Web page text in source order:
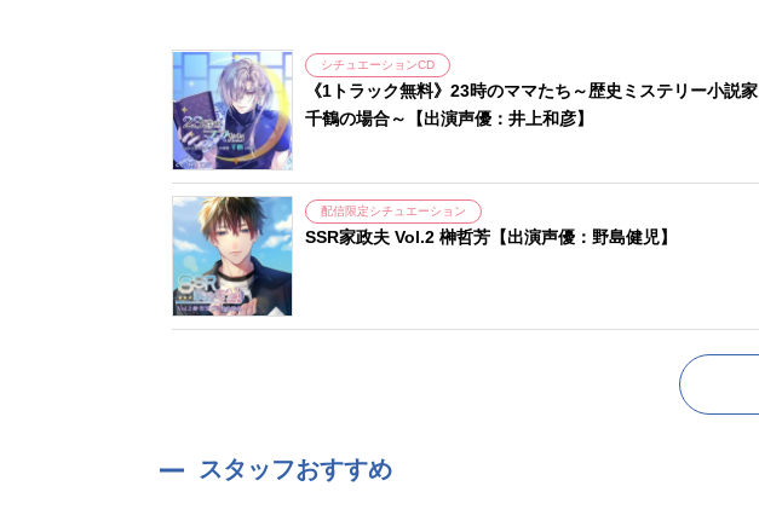
シチュエーションCD
《1トラック無料》23時のママたち～歴史ミステリー小説家
千鶴の場合～【出演声優：井上和彦】
配信限定シチュエーション
SSR家政夫 Vol.2 榊哲芳【出演声優：野島健児】
スタッフおすすめ